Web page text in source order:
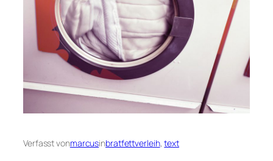
Verfasst vonmarcusinbratfettverleih, text